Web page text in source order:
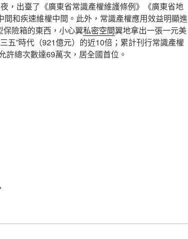
，出臺了《廣東省常識產權維護條例》《廣東省地
和疾速維權中間。此外，常識產權應用效益明顯進
險箱的東西，小心翼私密空間翼地拿出一張一元美
五”時代（921億元）的近10倍；累計刊行常識產權
許總次數達69萬次，居全國首位。